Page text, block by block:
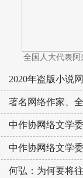
全国人大代表阿
2020年盗版小说
著名网络作家、
中作协网络文学
中作协网络文学
何弘：为何要将